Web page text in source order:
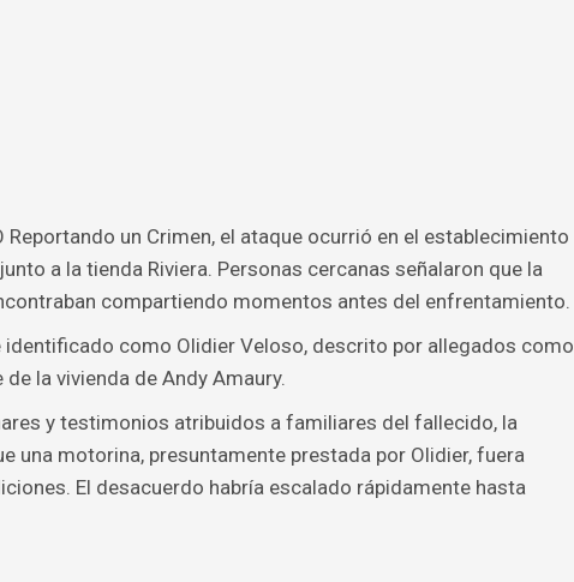
un Crimen, el ataque ocurrió en el establecimiento
a la tienda Riviera. Personas cercanas señalaron que la
compartiendo momentos antes del enfrentamiento.
identificado como Olidier Veloso, descrito por allegados como
la vivienda de Andy Amaury.
y testimonios atribuidos a familiares del fallecido, la
una motorina, presuntamente prestada por Olidier, fuera
El desacuerdo habría escalado rápidamente hasta